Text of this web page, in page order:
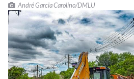
André Garcia Carolino/DMLU